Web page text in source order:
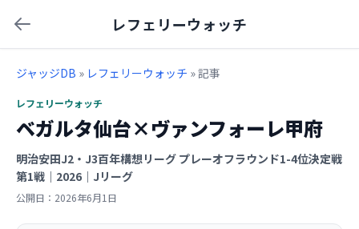
レフェリーウォッチ
ジャッジDB » レフェリーウォッチ » 記事
レフェリーウォッチ
ベガルタ仙台×ヴァンフォーレ甲府
明治安田J2・J3百年構想リーグ プレーオフラウンド1-4位決定戦
第1戦｜2026｜Jリーグ
公開日：2026年6月1日